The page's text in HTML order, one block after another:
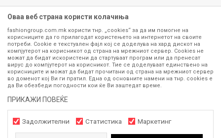
Сите информации околу производите кои се изложени на нашата
онлајн продавница се стремиме да бидат конкретни, точни и прецизни,
меѓутоа не можеме да гарантираме дека се без ниту една грешка или
пак дека сите производи во моментот се достапни на залиха.
Фотографиите се најверодостојниот приказ на производот. Доколку
контактирајте не на телефонскиот број 071 297 676, 070 275 363
понеделник до петок(08-16ч) и сабота (10-15ч)
Оваа веб страна користи колачиња
fashiongroup.com.mk користи тнр. „cookies“ за да им помогне на
корисниците да го прилагодат користењето на интернетот на своите
потреби. Cookie е текстуален фајл кој се доделува на хард дискот на
компјутерот на корисникот од страна на мрежниот сервер. Cookies не
можат да бидат искористени да стартуваат програм или да пренесат
вирус до компјутерот на корисникот. Тие се доделуваат единствено на
корисниците и можат да бидат прочитани од страна на мрежниот сервер
во доменот кој Ви ги пратил. Една од основните намени на тнр. сookies е
да Ви обезбеди погодности кои ќе Ви заштедат време.
ПРИКАЖИ ПОВЕЌЕ
Задолжителни Статистика Маркетинг